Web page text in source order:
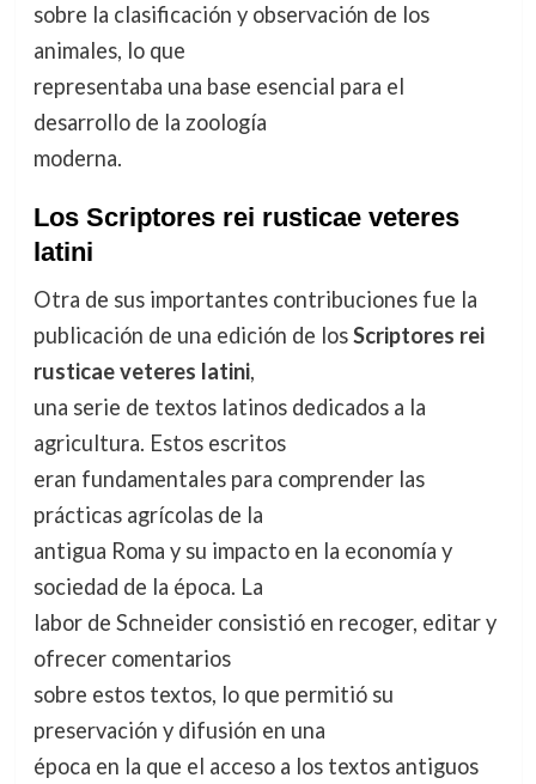
sobre la clasificación y observación de los
animales, lo que
representaba una base esencial para el
desarrollo de la zoología
moderna.
Los Scriptores rei rusticae veteres
latini
Otra de sus importantes contribuciones fue la
publicación de una edición de losScriptores rei
rusticae veteres latini,
una serie de textos latinos dedicados a la
agricultura. Estos escritos
eran fundamentales para comprender las
prácticas agrícolas de la
antigua Roma y su impacto en la economía y
sociedad de la época. La
labor de Schneider consistió en recoger, editar y
ofrecer comentarios
sobre estos textos, lo que permitió su
preservación y difusión en una
época en la que el acceso a los textos antiguos